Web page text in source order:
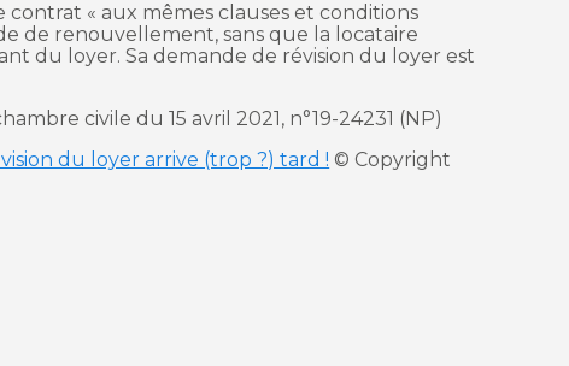
« aux mêmes clauses et conditions
de renouvellement, sans que la locataire
du loyer. Sa demande de révision du loyer est
civile du 15 avril 2021, n°19-24231 (NP)
du loyer arrive (trop ?) tard ! © Copyright